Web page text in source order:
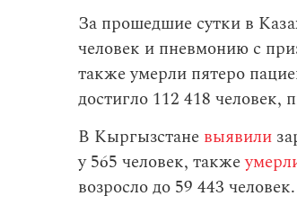
За прошедшие сутки в
человек и пневмонию с
также умерли пятеро
достигло 112 418
В Кыргызстане выявили
у 565 человек, также
возросло до 59 443 человек.